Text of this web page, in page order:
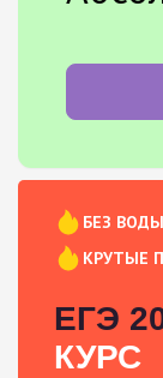
БЕЗ ВОДЫ
КРУТЫЕ
ЕГЭ
КУРС